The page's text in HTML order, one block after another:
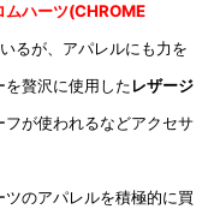
ムハーツ(CHROME
るが、アパレルにも力を
を贅沢に使用したレザージ
が使われるなどアクセサ
ツのアパレルを積極的に買